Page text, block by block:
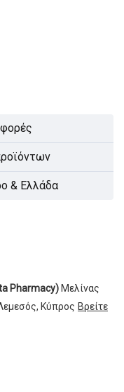
& Ελλάδα
Pharmacy) Μελίνας
Κύπρος Βρείτε